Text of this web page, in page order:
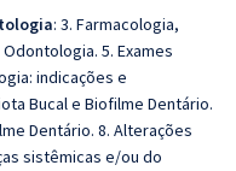
: 3. Farmacologia,
5. Exames
indicações e
Bucal e Biofilme Dentário.
Dentário. 8. Alterações
sistêmicas e/ou do